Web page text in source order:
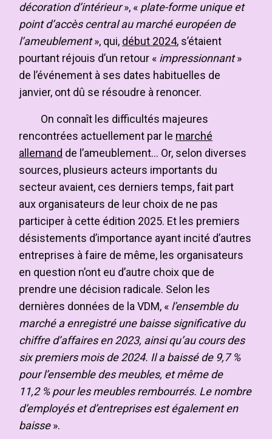
décoration d’intérieur», « plate-forme unique et
point d’accès central au marché européen de
l’ameublement», qui, début 2024, s’étaient
pourtant réjouis d’un retour « impressionnant»
de l’événement à ses dates habituelles de
janvier, ont dû se résoudre à renoncer.
On connaît les difficultés majeures
rencontrées actuellement par le marché
allemand de l’ameublement… Or, selon diverses
sources, plusieurs acteurs importants du
secteur avaient, ces derniers temps, fait part
aux organisateurs de leur choix de ne pas
participer à cette édition 2025. Et les premiers
désistements d’importance ayant incité d’autres
entreprises à faire de même, les organisateurs
en question n’ont eu d’autre choix que de
prendre une décision radicale. Selon les
dernières données de la VDM, « l’ensemble du
marché a enregistré une baisse significative du
chiffre d’affaires en 2023, ainsi qu’au cours des
six premiers mois de 2024. Il a baissé de 9,7 %
pour l’ensemble des meubles, et même de
11,2 % pour les meubles rembourrés. Le nombre
d’employés et d’entreprises est également en
baisse».